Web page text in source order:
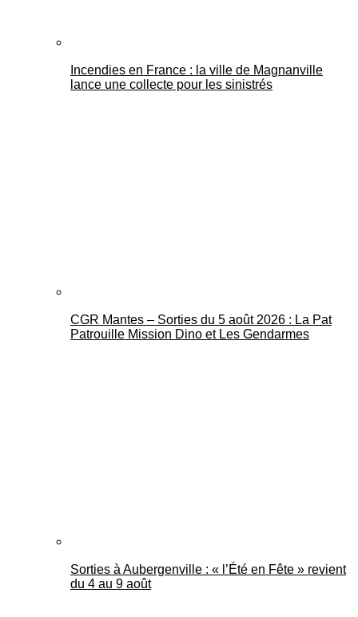
Mantes Actu
Incendies en France : la ville de Magnanville
lance une collecte pour les sinistrés
CGR Mantes – Sorties du 5 août 2026 : La Pat
Patrouille Mission Dino et Les Gendarmes
Sorties à Aubergenville : « l’Été en Fête » revient
du 4 au 9 août